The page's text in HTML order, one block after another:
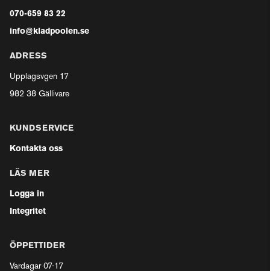
070-659 83 22
info@kladpoolen.se
ADRESS
Upplagsvgen 17
982 38 Gällivare
KUNDSERVICE
Kontakta oss
LÄS MER
Logga in
Integritet
ÖPPETTIDER
Vardagar 07-17